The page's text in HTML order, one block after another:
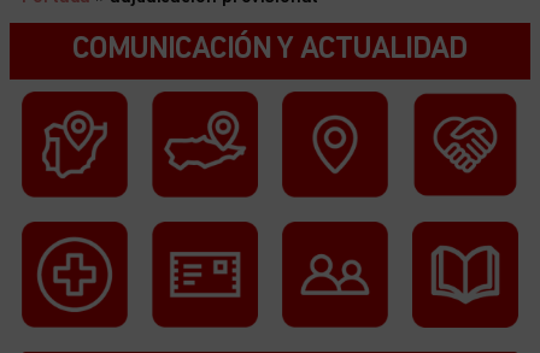
COMUNICACIÓN Y ACTUALIDAD